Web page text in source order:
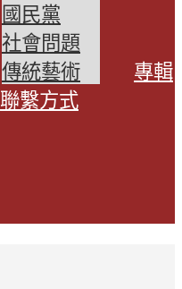
國民黨
社會問題
傳統藝術
專輯
聯繫方式